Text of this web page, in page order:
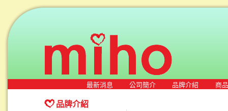
最新消息 公司簡介 品牌介紹 商
品牌介紹